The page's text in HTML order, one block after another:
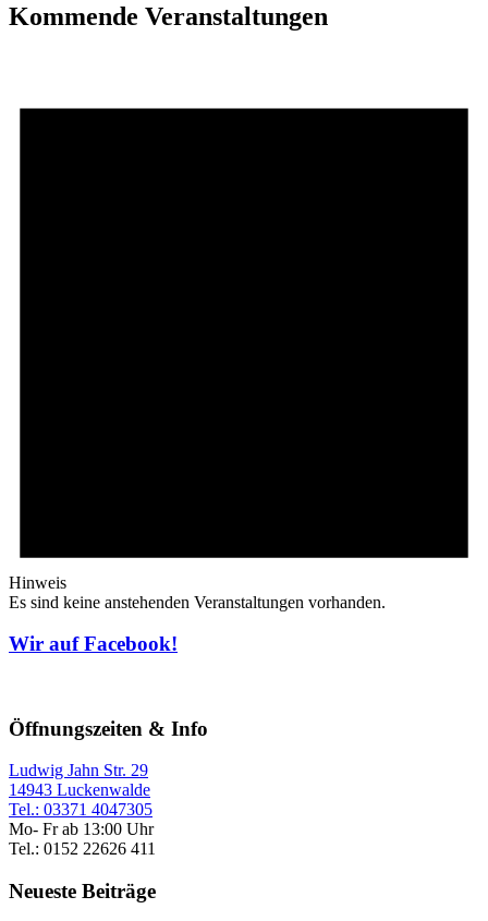
Kommende Veranstaltungen
Hinweis
Es sind keine anstehenden Veranstaltungen vorhanden.
Wir auf Facebook!
Öffnungszeiten & Info
Ludwig Jahn Str. 29
14943 Luckenwalde
Tel.: 03371 4047305
Mo- Fr ab 13:00 Uhr
Tel.: 0152 22626 411
Neueste Beiträge